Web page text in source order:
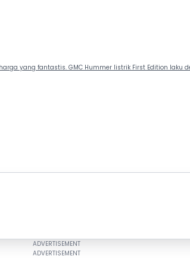
yang fantastis. GMC Hummer listrik First Edition